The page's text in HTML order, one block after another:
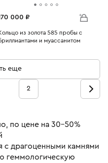
000 ₽
из золота 585 пробы с
и муассанитом
еще
2
по цене на 30-50%
драгоценными камнями
геммологическую